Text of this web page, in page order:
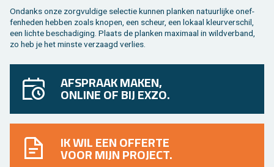
On­danks onze zorg­vul­di­ge se­lec­tie kun­nen plan­ken na­tuur­lij­ke on­ef­
fen­he­den heb­ben zoals kno­pen, een scheur, een lo­kaal kleur­ver­schil,
een lich­te be­scha­di­ging. Plaats de plan­ken maxi­maal in wild­ver­band,
zo heb je het min­ste ver­zaagd ver­lies.
AFSPRAAK MAKEN,
ONLINE OF BIJ EXZO.
IK WIL EEN OFFERTE
VOOR MIJN PROJECT.